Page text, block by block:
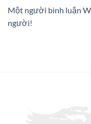
Một người bình luận
người!